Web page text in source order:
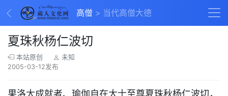
高僧 当代高僧大德
夏珠秋杨仁波切
本站原创
未知
2005-03-12发布